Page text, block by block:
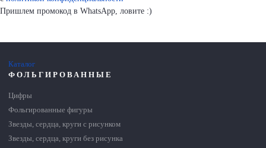
Пришлем промокод в WhatsApp, ловите :)
Каталог
ФОЛЬГИРОВАННЫЕ
Цифры
Фольгированные фигуры
Звезды, сердца, круги с рисунком
Звезды, сердца, круги без рисунка